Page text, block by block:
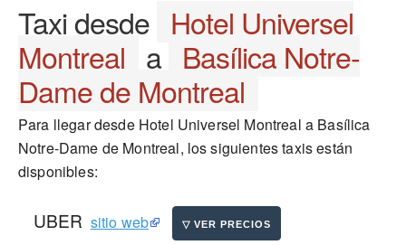
Taxi desde Hotel Universel
Montreal a Basílica Notre-
Dame de Montreal
Para llegar desde Hotel Universel Montreal a Basílica
Notre-Dame de Montreal, los siguientes taxis están
disponibles:
UBER sitio web